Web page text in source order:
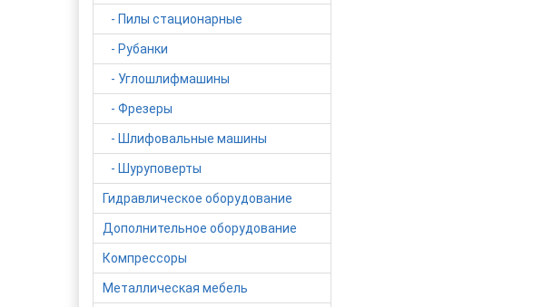
- Пилы стационарные
- Рубанки
- Углошлифмашины
- Фрезеры
- Шлифовальные машины
- Шуруповерты
Гидравлическое оборудование
Дополнительное оборудование
Компрессоры
Металлическая мебель